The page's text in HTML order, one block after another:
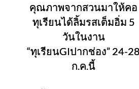
คุณภาพจากสวนมาให้คอ
ทุเรียนได้ลิ้มรสเต็มอิ่ม 5
วันในงาน
“ทุเรียนGIปากช่อง” 24-28
ก.ค.นี้